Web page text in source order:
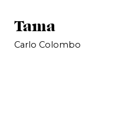
Tama
Carlo Colombo